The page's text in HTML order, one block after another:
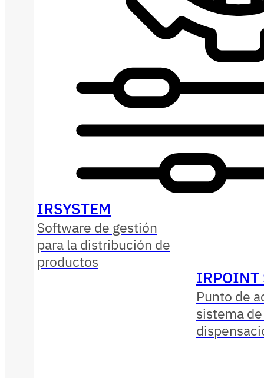
IRSYSTEM
Software de gestión
para la distribución de
productos
IRPOINT
Punto de
sistema